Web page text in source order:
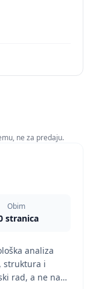
ne za predaju.
Obim
stranica
analiza
struktura i
rad, a ne na